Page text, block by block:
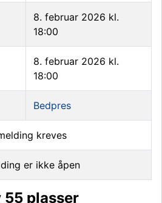
8. februar 2026 kl.
18:00
8. februar 2026 kl.
18:00
Bedpres
kreves
er ikke åpen
55 plasser